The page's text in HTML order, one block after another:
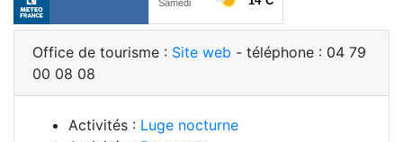
Office de tourisme : Site web - téléphone : 04 79
00 08 08
Activités : Luge nocturne